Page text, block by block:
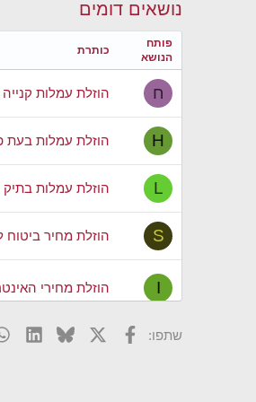
נושאים דומים
פותח
הנושא
כותרת
ח הוזלת עמלות
H הוזלת עמלות
L הוזלת עמלות
S הוזלת מחיר ביטוח
I הוזלת מחירי
מ הוזלת צריכת שתפו: פייסבוק Bluesky